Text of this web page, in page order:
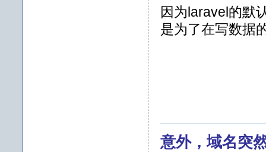
因为laravel的默
是为了在写数
意外，域名突